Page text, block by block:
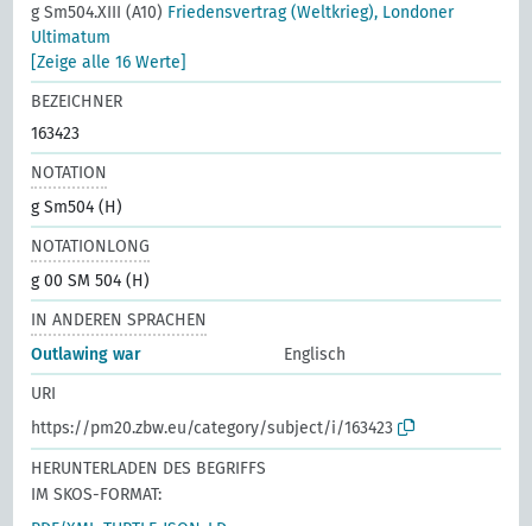
g Sm504.XIII (A10) Friedensvertrag (Weltkrieg), Londoner
Ultimatum
[Zeige alle 16 Werte]
BEZEICHNER
163423
NOTATION
g Sm504 (H)
NOTATIONLONG
g 00 SM 504 (H)
IN ANDEREN SPRACHEN
Outlawing war
Englisch
URI
https://pm20.zbw.eu/category/subject/i/163423
HERUNTERLADEN DES BEGRIFFS
IM SKOS-FORMAT: